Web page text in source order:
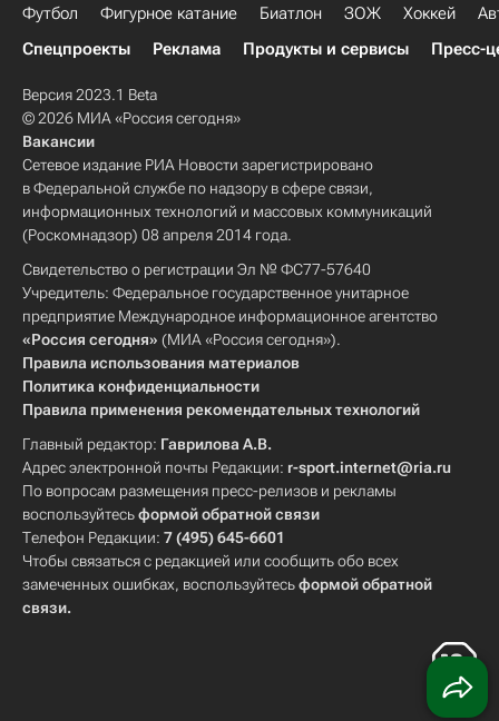
Футбол Фигурное катание Биатлон ЗОЖ Хоккей
Спецпроекты
Реклама Продукты и сервисы Пресс-
Версия 2023.1 Beta
© 2026 МИА «Россия сегодня»
Вакансии
Сетевое издание РИА Новости зарегистрировано
в Федеральной службе по надзору в сфере связи,
информационных технологий и массовых коммуникаций
(Роскомнадзор) 08 апреля 2014 года.
Свидетельство о регистрации Эл № ФС77-57640
Учредитель: Федеральное государственное унитарное
предприятие Международное информационное агентство
«Россия сегодня» (МИА «Россия сегодня»).
Правила использования материалов
Политика конфиденциальности
Правила применения рекомендательных технологий
Главный редактор: Гаврилова А.В.
Адрес электронной почты Редакции: r-sport.internet@ria.ru
По вопросам размещения пресс-релизов и рекламы
воспользуйтесьформой обратной связи
Телефон Редакции: 7 (495) 645-6601
Чтобы связаться с редакцией или сообщить обо всех
замеченных ошибках, воспользуйтесьформой обратной
связи.